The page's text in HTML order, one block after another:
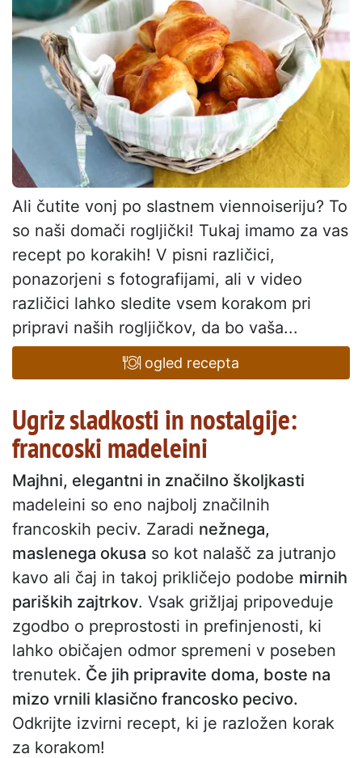
Ali čutite vonj po slastnem viennoiseriju? To
so naši domači rogljički! Tukaj imamo za vas
recept po korakih! V pisni različici,
ponazorjeni s fotografijami, ali v video
različici lahko sledite vsem korakom pri
pripravi naših rogljičkov, da bo vaša...
ogled recepta
Ugriz sladkosti in nostalgije:
francoski madeleini
Majhni, elegantni in značilno školjkasti
madeleini so eno najbolj značilnih
francoskih peciv. Zaradi nežnega,
maslenega okusa so kot nalašč za jutranjo
kavo ali čaj in takoj prikličejo podobe mirnih
pariških zajtrkov. Vsak grižljaj pripoveduje
zgodbo o preprostosti in prefinjenosti, ki
lahko običajen odmor spremeni v poseben
trenutek. Če jih pripravite doma, boste na
mizo vrnili klasično francosko pecivo.
Odkrijte izvirni recept, ki je razložen korak
za korakom!